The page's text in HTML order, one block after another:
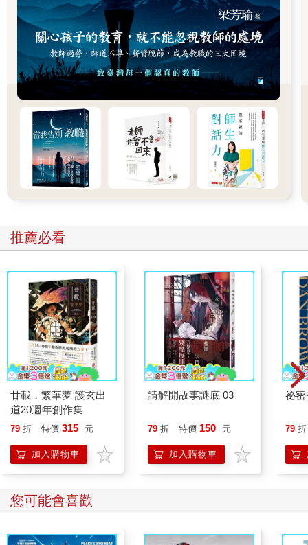
會發現，這些都是人際關係必備的知能。
平常，師長也可以刻意引導孩子學習「人際關係」，讓孩子有機
會與社區人士互動，看看孩子怎麼與他人應對進退；也可以採取
情境模擬的方式，看看遇到當下的情況，可以怎麼解決問題。此
外，也有一些人際互動的負面新聞，往往在於「說話態度」讓對
方不滿意，因此，「好好說話」也是人際關係技巧的重要關鍵。
負責任的決定
SEL最後的目標，是希望我們每個個體都可以影響社會、貢獻社
會，這些都是奠基於良好的身心素質—如何負責任地做出決定。
負責本身就是一種自我察覺與管理，做決定的行動則能影響小型
或中大型社會。我們要帶孩子三思而後行，先想想自己的決定是
否正確，有沒有能力承擔後果，俟一切都沒有問題之後，再採取
行動，並期待行動的結果是能發揮正向力量的。
為管理」，例如：「是否有讓老師提醒、是否有主動交作業、是
否有聽到鐘聲準時進教室、是否有清掃好自己的座位、是否有控
理時，就是為自己負責。
當孩子擁有負責任的能力，在往後所訂下的決定，就會回應到自
己曾經立下的信念，以終為始，好好完成自己的未來規劃。
SEL目前正為教育部列為五年期的中長程計畫，在現階段，著力
於孩子的「自我力」，包括自我覺察與管理，除了情緒的面向，
還包括做好自己的本份、養成自發、自律、自動自發的習慣；等
親師生普遍有了最基礎的認知，我們才能持推動未來的其他方
向。
親師生想一想
說說看，當孩子有各種情緒時，你會怎麼引導呢？
◎為什麼孩子要自學
幾年前，新冠病毒疫情延燒全球，台灣教育界也開始積極布局線
核心素養之一，便是「自主行動」，套用在學生的學習上，就是
推薦必看
廿載．繁華夢 護玄出
道20週年創作集
79 折 特價 315 元
加入購物車
請解開故事謎底 03
79 折 特價 150 元
加入購物車
祕
79 折
您可能會喜歡